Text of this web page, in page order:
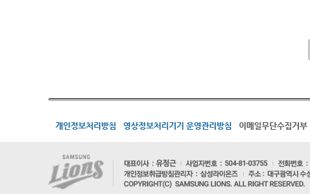
개인정보처리방침 영상정보처리기기 운영관리방침 이메일무단수집거부